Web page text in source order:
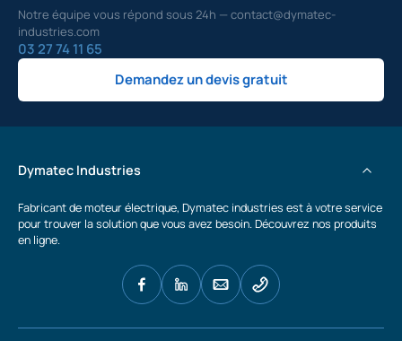
Notre équipe vous répond sous 24h — contact@dymatec-
industries.com
03 27 74 11 65
Demandez un devis gratuit
Dymatec Industries
Fabricant de moteur électrique, Dymatec industries est à votre service
pour trouver la solution que vous avez besoin. Découvrez nos produits
en ligne.